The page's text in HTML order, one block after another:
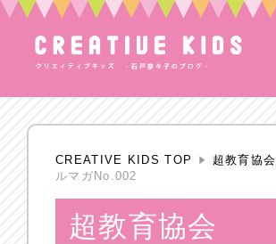
CREATIVE KIDS TOP 超教育協会
ルマガNo.002
超教育協会